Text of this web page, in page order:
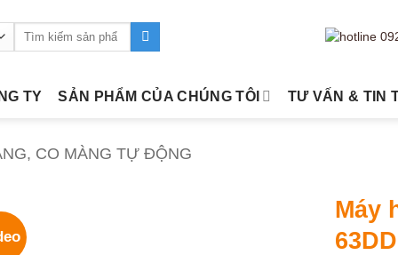
Tìm
TY SẢN PHẨM CỦA CHÚNG TÔI TƯ VẤN & TIN
CO MÀNG TỰ ĐỘNG
Máy
63DD